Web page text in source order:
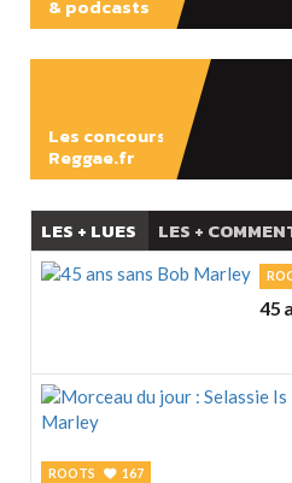
& podcasts
Les concours
Reggae.fr
LES + LUES LES +
45
ROOTS 167